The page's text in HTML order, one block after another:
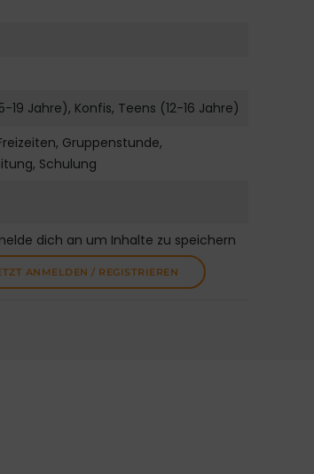
19 Jahre), Konfis, Teens (12-16 Jahre)
Gruppenstunde,
Schulung
dich an um Inhalte zu speichern
ANMELDEN / REGISTRIEREN